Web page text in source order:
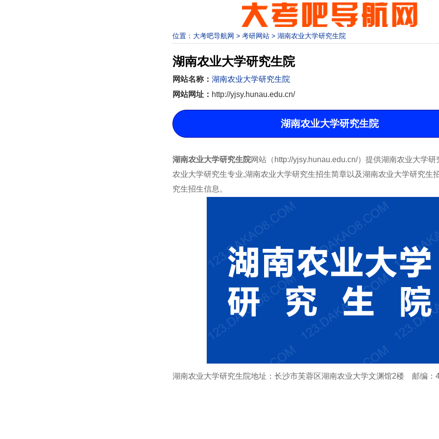
位置： 大考吧导航网 > 考研网站 > 湖南农业大学研究生院
湖南农业大学研究生院
网站名称： 湖南农业大学研究生院
网站网址： http://yjsy.hunau.edu.cn/
湖南农业大学研究生院
湖南农业大学研究生院网站（http://yjsy.hunau.edu.cn/）提供湖南农业大学研
农业大学研究生专业,湖南农业大学研究生招生简章以及湖南农业大学研究生
究生招生信息。
湖南农业大学研究生院地址：长沙市芙蓉区湖南农业大学文渊馆2楼 邮编：